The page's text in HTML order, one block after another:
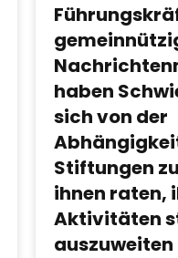
haben
sich von der
Stiftungen
ihnen raten,
Aktivitäten
auszuweiten